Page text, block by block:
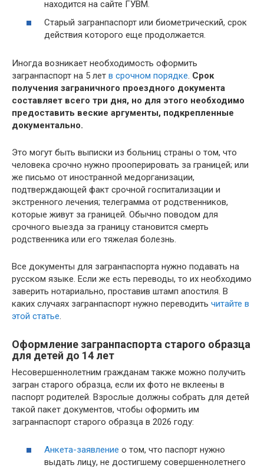
находится на сайте ГУВМ.
Старый загранпаспорт или биометрический, срок
действия которого еще продолжается.
Иногда возникает необходимость оформить
загранпаспорт на 5 лет в срочном порядке. Срок
получения заграничного проездного документа
составляет всего три дня, но для этого необходимо
предоставить веские аргументы, подкрепленные
документально.
Это могут быть выписки из больниц страны о том, что
человека срочно нужно прооперировать за границей; или
же письмо от иностранной медорганизации,
подтверждающей факт срочной госпитализации и
экстренного лечения; телеграмма от родственников,
которые живут за границей. Обычно поводом для
срочного выезда за границу становится смерть
родственника или его тяжелая болезнь.
Все документы для загранпаспорта нужно подавать на
русском языке. Если же есть переводы, то их необходимо
заверить нотариально, проставив штамп апостиля. В
каких случаях загранпаспорт нужно переводить читайте в
этой статье.
Оформление загранпаспорта старого образца
для детей до 14 лет
Несовершеннолетним гражданам также можно получить
загран старого образца, если их фото не вклеены в
паспорт родителей. Взрослые должны собрать для детей
такой пакет документов, чтобы оформить им
загранпаспорт старого образца в 2026 году:
Анкета-заявление о том, что паспорт нужно
выдать лицу, не достигшему совершеннолетнего